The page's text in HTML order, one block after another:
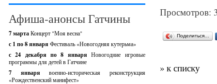
Афиша-анонсы Гатчины
7 мартаКонцерт "Моя весна"
с 1 по 8 января Фестиваль «Новогодняя кутерьма»
с 24 декабря по 8 январяНовогодние игровые
программы для детей в Гатчине
7 январявоенно-историческая реконструкция
«Рождественский манифест»
Просмотров:
Поделиться…
» к списку